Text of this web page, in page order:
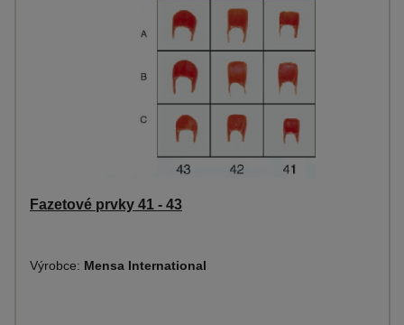
Fazetové prvky 41 - 43
Výrobce: Mensa International